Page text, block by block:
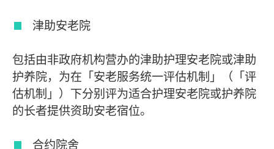
津助安老院
包括由非政府机构营办的津助护理安老院或津助
护养院，为在「安老服务统一评估机制」（「评
估机制」）下分别评为适合护理安老院或护养院
的长者提供资助安老宿位。
合约院舍